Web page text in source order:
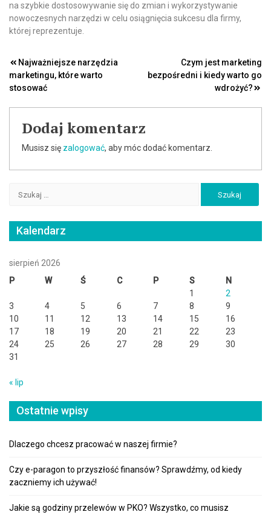
na szybkie dostosowywanie się do zmian i wykorzystywanie
nowoczesnych narzędzi w celu osiągnięcia sukcesu dla firmy,
której reprezentuje.
Nawigacja
wpisu
Najważniejsze narzędzia
marketingu, które warto
stosować
Czym jest marketing
bezpośredni i kiedy warto go
wdrożyć?
Dodaj komentarz
Musisz się zalogować, aby móc dodać komentarz.
Kalendarz
sierpień 2026
P
W Ś C P S
N
1
2
3
4 5 6 7 8
9
10
11 12 13 14 15
16
17
18 19 20 21 22
23
24
25 26 27 28 29
30
31
« lip
Ostatnie wpisy
Dlaczego chcesz pracować w naszej firmie?
Czy e-paragon to przyszłość finansów? Sprawdźmy, od kiedy
zaczniemy ich używać!
Jakie są godziny przelewów w PKO? Wszystko, co musisz